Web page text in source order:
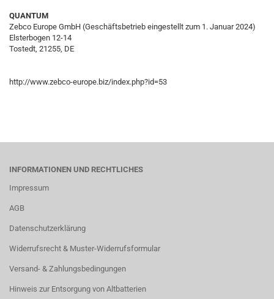
QUANTUM
Zebco Europe GmbH (Geschäftsbetrieb eingestellt zum 1. Januar 2024)
Elsterbogen 12-14
Tostedt, 21255, DE
http://www.zebco-europe.biz/index.php?id=53
INFORMATIONEN UND RECHTLICHES
Impressum
AGB
Datenschutzerklärung
Widerrufsrecht & Muster-Widerrufsformular
Versand- & Zahlungsbedingungen
Hinweis zur Entsorgung von Altbatterien